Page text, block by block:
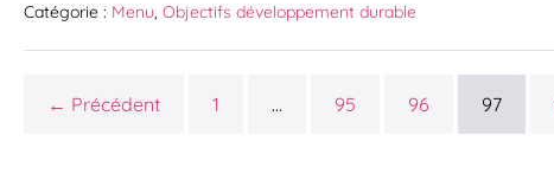
Catégorie : Menu, Objectifs développement durable
← Précédent 1 … 95 96 97